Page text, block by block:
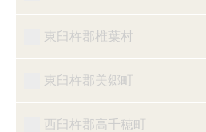
東臼杵郡椎葉村
東臼杵郡美郷町
西臼杵郡高千穂町